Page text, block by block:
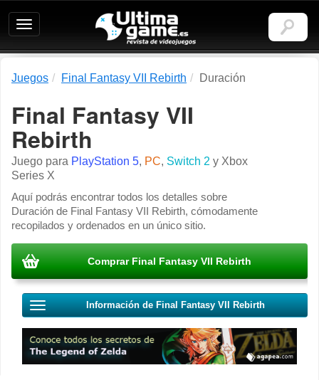
Ultimagame:
Revista
de
Juegos Final Fantasy VII Rebirth Duración
Final Fantasy VII
Rebirth
Juego para PlayStation 5, PC, Switch 2 y Xbox
Series X
Aquí podrás encontrar todos los detalles sobre
Duración de Final Fantasy VII Rebirth, cómodamente
recopilados y ordenados en un único sitio.
Comprar Final Fantasy VII Rebirth
Información de Final Fantasy VII Rebirth